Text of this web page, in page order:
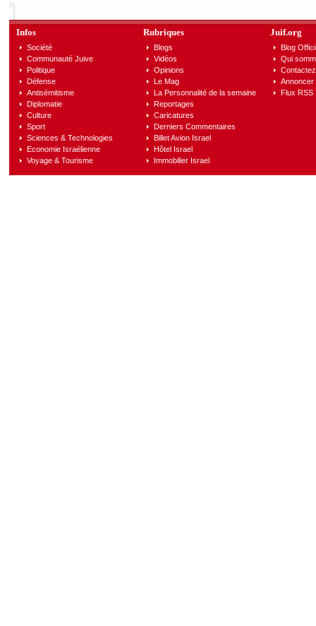
Infos
Société
Communauté Juive
Politique
Défense
Antisémitisme
Diplomatie
Culture
Sport
Sciences & Technologies
Economie Israélienne
Voyage & Tourisme
Rubriques
Blogs
Vidéos
Opinions
Le Mag
La Personnalité de la semaine
Reportages
Caricatures
Derniers Commentaires
Billet Avion Israel
Hôtel Israel
Immobilier Israel
Juif.org
Blog
Qui
Annoncer
Flux RSS